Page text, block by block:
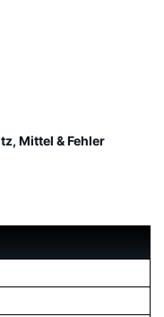
Mittel & Fehler